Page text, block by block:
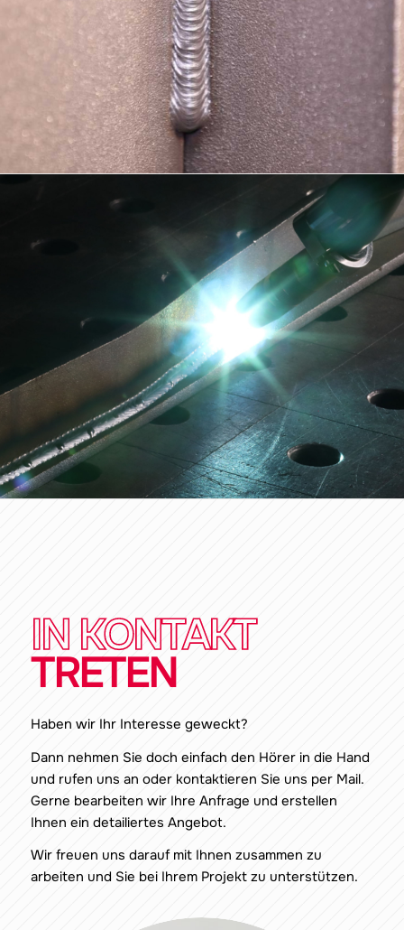
IN KONTAKT
TRETEN
Haben wir Ihr Interesse geweckt?
Dann nehmen Sie doch einfach den Hörer in die Hand
und rufen uns an oder kontaktieren Sie uns per Mail.
Gerne bearbeiten wir Ihre Anfrage und erstellen
Ihnen ein detailiertes Angebot.
Wir freuen uns darauf mit Ihnen zusammen zu
arbeiten und Sie bei Ihrem Projekt zu unterstützen.